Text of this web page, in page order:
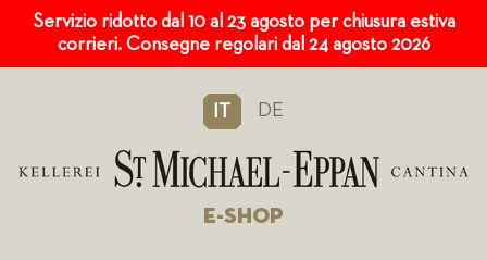
Servizio ridotto dal 10 al 23 agosto per chiusura estiva
corrieri. Consegne regolari dal 24 agosto 2026
IT DE
E-SHOP